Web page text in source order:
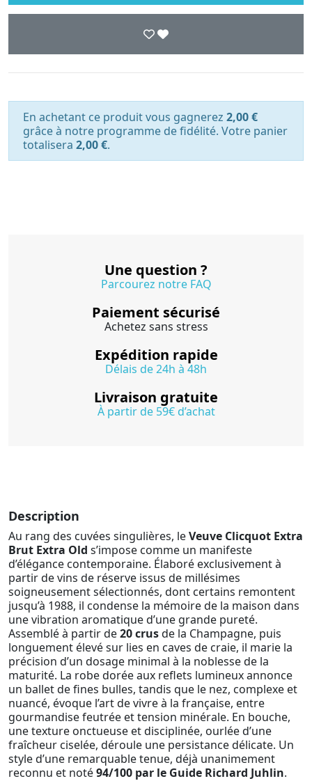
En achetant ce produit vous gagnerez 2,00 €
grâce à notre programme de fidélité. Votre panier
totalisera 2,00 €.
Une question ?
Parcourez notre FAQ
Paiement sécurisé
Achetez sans stress
Expédition rapide
Délais de 24h à 48h
Livraison gratuite
À partir de 59€ d’achat
Description
Au rang des cuvées singulières, leVeuve Clicquot Extra
Brut Extra Old s’impose comme un manifeste
d’élégance contemporaine. Élaboré exclusivement à
partir de vins de réserve issus de millésimes
soigneusement sélectionnés, dont certains remontent
jusqu’à 1988, il condense la mémoire de la maison dans
une vibration aromatique d’une grande pureté.
Assemblé à partir de20 crusde la Champagne, puis
longuement élevé sur lies en caves de craie, il marie la
précision d’un dosage minimal à la noblesse de la
maturité. La robe dorée aux reflets lumineux annonce
un ballet de fines bulles, tandis que le nez, complexe et
nuancé, évoque l’art de vivre à la française, entre
gourmandise feutrée et tension minérale. En bouche,
une texture onctueuse et disciplinée, ourlée d’une
fraîcheur ciselée, déroule une persistance délicate. Un
style d’une remarquable tenue, déjà unanimement
reconnu et noté94/100 par le Guide Richard Juhlin.